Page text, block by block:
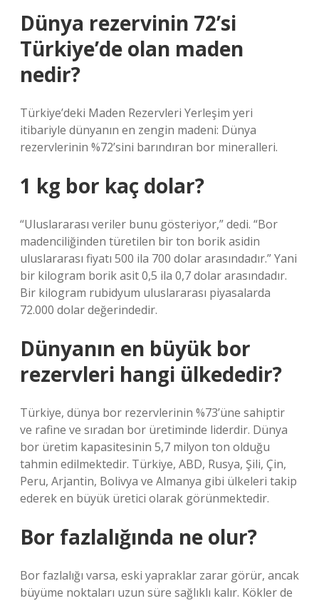
Dünya rezervinin 72’si
Türkiye’de olan maden
nedir?
Türkiye’deki Maden Rezervleri Yerleşim yeri
itibariyle dünyanın en zengin madeni: Dünya
rezervlerinin %72’sini barındıran bor mineralleri.
1 kg bor kaç dolar?
“Uluslararası veriler bunu gösteriyor,” dedi. “Bor
madenciliğinden türetilen bir ton borik asidin
uluslararası fiyatı 500 ila 700 dolar arasındadır.” Yani
bir kilogram borik asit 0,5 ila 0,7 dolar arasındadır.
Bir kilogram rubidyum uluslararası piyasalarda
72.000 dolar değerindedir.
Dünyanın en büyük bor
rezervleri hangi ülkededir?
Türkiye, dünya bor rezervlerinin %73’üne sahiptir
ve rafine ve sıradan bor üretiminde liderdir. Dünya
bor üretim kapasitesinin 5,7 milyon ton olduğu
tahmin edilmektedir. Türkiye, ABD, Rusya, Şili, Çin,
Peru, Arjantin, Bolivya ve Almanya gibi ülkeleri takip
ederek en büyük üretici olarak görünmektedir.
Bor fazlalığında ne olur?
Bor fazlalığı varsa, eski yapraklar zarar görür, ancak
büyüme noktaları uzun süre sağlıklı kalır. Kökler de